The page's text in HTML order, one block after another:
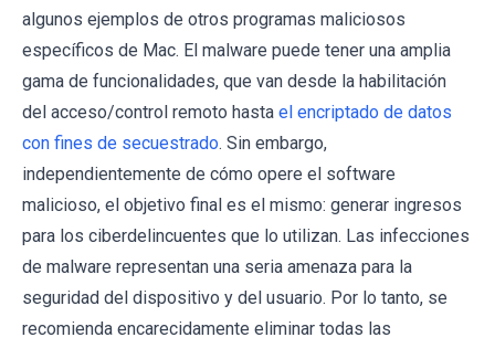
algunos ejemplos de otros programas maliciosos
específicos de Mac. El malware puede tener una amplia
gama de funcionalidades, que van desde la habilitación
del acceso/control remoto hasta el encriptado de datos
con fines de secuestrado. Sin embargo,
independientemente de cómo opere el software
malicioso, el objetivo final es el mismo: generar ingresos
para los ciberdelincuentes que lo utilizan. Las infecciones
de malware representan una seria amenaza para la
seguridad del dispositivo y del usuario. Por lo tanto, se
recomienda encarecidamente eliminar todas las